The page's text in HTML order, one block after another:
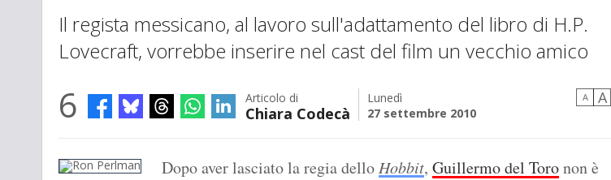
Il regista messicano, al lavoro sull'adattamento del libro di H.P.
Lovecraft, vorrebbe inserire nel cast del film un vecchio amico
6 Articolo di
Chiara Codecà
Lunedì
27 settembre 2010
A A
Dopo aver lasciato la regia delloHobbit, Guillermo del Toronon è